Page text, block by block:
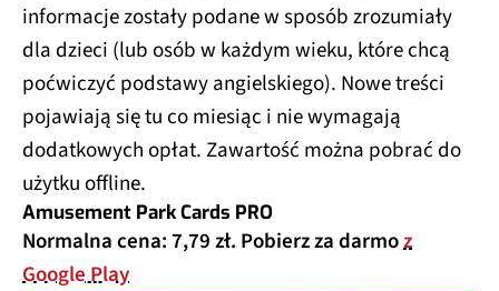
informacje zostały podane w sposób zrozumiały
dla dzieci (lub osób w każdym wieku, które chcą
poćwiczyć podstawy angielskiego). Nowe treści
pojawiają się tu co miesiąc i nie wymagają
dodatkowych opłat. Zawartość można pobrać do
użytku offline.
Amusement Park Cards PRO
Normalna cena: 7,79 zł. Pobierz za darmoz
Google Play